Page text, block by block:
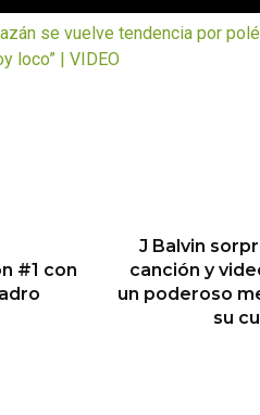
se vuelve tendencia por
loco” | VIDEO
#1 con
J Balvin
canción y
un poderoso
su